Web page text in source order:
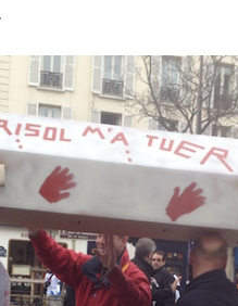
La sieste
de dormir la nuit ?
VIH : la fin du
tous les jours se
elle enfin ?